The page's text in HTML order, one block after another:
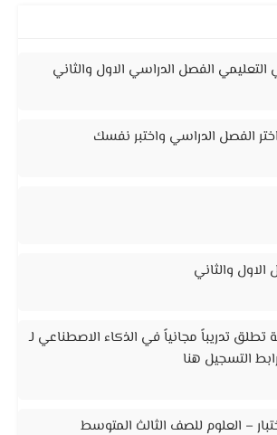
الفصل الدراسي الاول والثاني
اختر الفصل الدراسي واختبر نفسك
والثاني
تدريباً مجانياً في الذكاء الاصطناعي لـ
– العلوم للصف الثالث المتوسط